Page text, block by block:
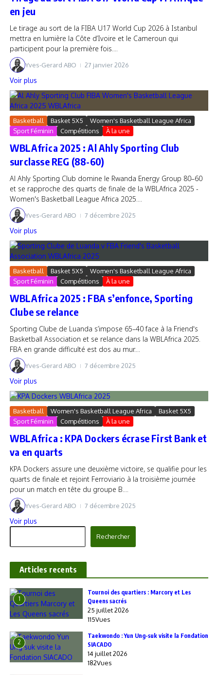
en jeu
Le tirage au sort de la FIBA U17 World Cup 2026 à Istanbul
mettra en lumière la Côte d’Ivoire et le Cameroun qui
participent pour la première fois....
Yves-Gerard ABO 27 janvier 2026
Voir plus
Basketball Basket 5X5
Women's Basketball League Africa
Sport Féminin
Compétitions À la une
WBLAfrica 2025 : Al Ahly Sporting Club
surclasse REG (88-60)
Al Ahly Sporting Club domine le Rwanda Energy Group 80–60
et se rapproche des quarts de finale de la WBLAfrica 2025 -
Women's Basketball League Africa 2025....
Yves-Gerard ABO 7 décembre 2025
Voir plus
Basketball Basket 5X5
Women's Basketball League Africa
Sport Féminin
Compétitions À la une
WBLAfrica 2025 : FBA s’enfonce, Sporting
Clube se relance
Sporting Clube de Luanda s’impose 65–40 face à la Friend's
Basketball Association et se relance dans la WBLAfrica 2025.
FBA en grande difficulté est dos au mur....
Yves-Gerard ABO 7 décembre 2025
Voir plus
Basketball Women's Basketball League Africa
Basket 5X5
Sport Féminin
Compétitions À la une
WBLAfrica : KPA Dockers écrase First Bank et
va en quarts
KPA Dockers assure une deuxième victoire, se qualifie pour les
quarts de finale et rejoint Ferroviario à la troisième journée
pour un match en tête du groupe B....
Yves-Gerard ABO 7 décembre 2025
Voir plus
Rechercher
Articles recents
1
‎Tournoi des quartiers : Marcory et Les
Queens sacrés
25 juillet 2026
115Vues
2
Taekwondo : Yun Ung-suk visite la Fondation
SIACADO
14 juillet 2026
182Vues